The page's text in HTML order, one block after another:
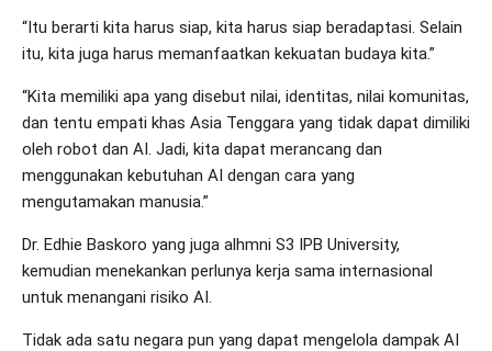
“Itu berarti kita harus siap, kita harus siap beradaptasi. Selain
itu, kita juga harus memanfaatkan kekuatan budaya kita.”
“Kita memiliki apa yang disebut nilai, identitas, nilai komunitas,
dan tentu empati khas Asia Tenggara yang tidak dapat dimiliki
oleh robot dan AI. Jadi, kita dapat merancang dan
menggunakan kebutuhan AI dengan cara yang
mengutamakan manusia.”
Dr. Edhie Baskoro yang juga alhmni S3 IPB University,
kemudian menekankan perlunya kerja sama internasional
untuk menangani risiko AI.
Tidak ada satu negara pun yang dapat mengelola dampak AI